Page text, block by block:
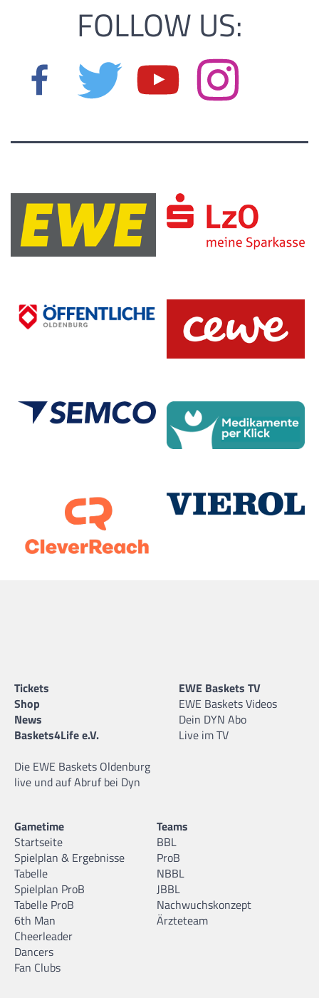
FOLLOW US:
Tickets
Shop
News
Baskets4Life e.V.
Die EWE Baskets Oldenburg
live und auf Abruf bei Dyn
EWE Baskets TV
EWE Baskets Videos
Dein DYN Abo
Live im TV
Gametime
Startseite
Spielplan & Ergebnisse
Tabelle
Spielplan ProB
Tabelle ProB
6th Man
Cheerleader
Dancers
Fan Clubs
Teams
BBL
ProB
NBBL
JBBL
Nachwuchskonzept
Ärzteteam